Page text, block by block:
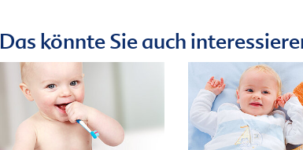
Das könnte Sie auch